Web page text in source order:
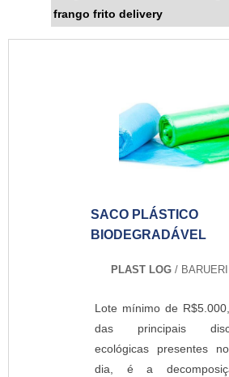
frango frito delivery
SACO PLÁSTICO
BIODEGRADÁVEL
PLAST LOG/
Lote mínimo de
das principais
ecológicas presentes
dia, é a